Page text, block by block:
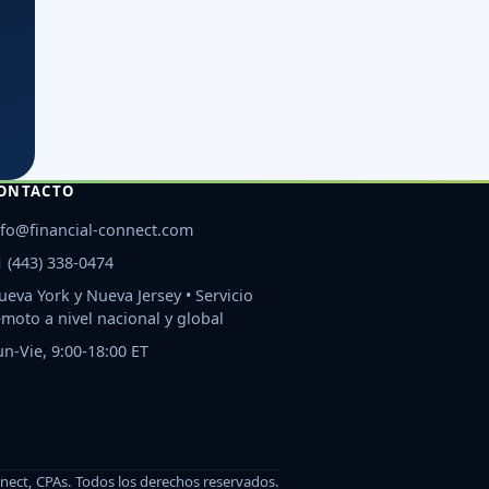
connect.com
(443) 338-0474
York y Nueva Jersey • Servicio
a nivel nacional y global
Vie, 9:00-18:00 ET
CPAs. Todos los derechos reservados.